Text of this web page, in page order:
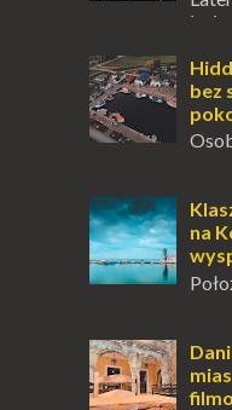
odwiedzić. Moja
Locarno gwara...
bez
pośrodku
doskonał...
na
jest jednym z
symbo...